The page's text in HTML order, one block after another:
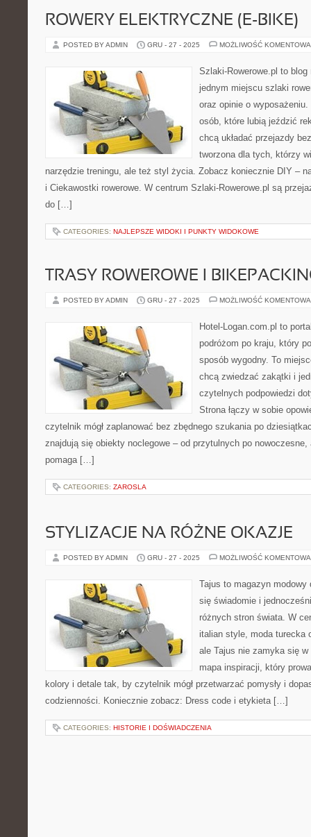
ROWERY ELEKTRYCZNE (E-BIKE)
POSTED BY ADMIN GRU - 27 - 2025 MOŻLIWOŚĆ
Szlaki-Rowerowe.pl to blog
jednym miejscu szlaki
oraz opinie o
osób, które lubią jeździć
chcą układać przejazdy
tworzona dla tych, którzy
narzędzie treningu, ale też styl życia. Zobacz koniecznie DIY –
i Ciekawostki rowerowe. W centrum Szlaki-Rowerowe.pl są
do […]
CATEGORIES: NAJLEPSZE WIDOKI I PUNKTY WIDOKOWE
TRASY ROWEROWE I
POSTED BY ADMIN GRU - 27 - 2025 MOŻLIWOŚĆ
Hotel-Logan.com.pl to
podróżom po kraju, który
sposób wygodny. To
chcą zwiedzać zakątki i
czytelnych podpowiedzi
Strona łączy w sobie
czytelnik mógł zaplanować bez zbędnego szukania po
znajdują się obiekty noclegowe – od przytulnych po
pomaga […]
CATEGORIES: ZAROSLA
STYLIZACJE NA RÓŻNE OKAZJE
POSTED BY ADMIN GRU - 27 - 2025 MOŻLIWOŚĆ
Tajus to magazyn
się świadomie i
różnych stron świata. W
italian style, moda turecka
ale Tajus nie zamyka się
mapa inspiracji, który
kolory i detale tak, by czytelnik mógł przetwarzać pomysły i
codzienności. Koniecznie zobacz: Dress code i etykieta […]
CATEGORIES: HISTORIE I DOŚWIADCZENIA